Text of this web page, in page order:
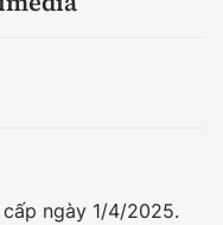
ngày 1/4/2025.